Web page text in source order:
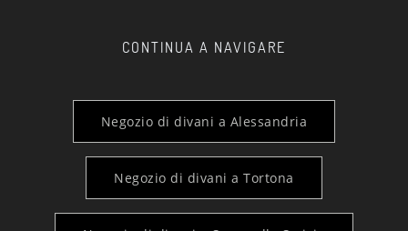
CONTINUA A NAVIGARE
Negozio di divani a Alessandria
Negozio di divani a Tortona